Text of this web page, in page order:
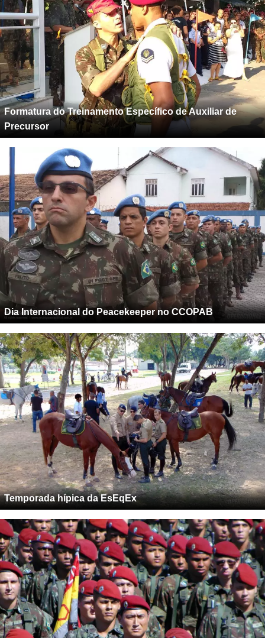
Formatura do Treinamento Específico de Auxiliar de
Precursor
Dia Internacional do Peacekeeper no CCOPAB
Temporada hípica da EsEqEx